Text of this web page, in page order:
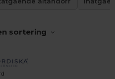
sortering